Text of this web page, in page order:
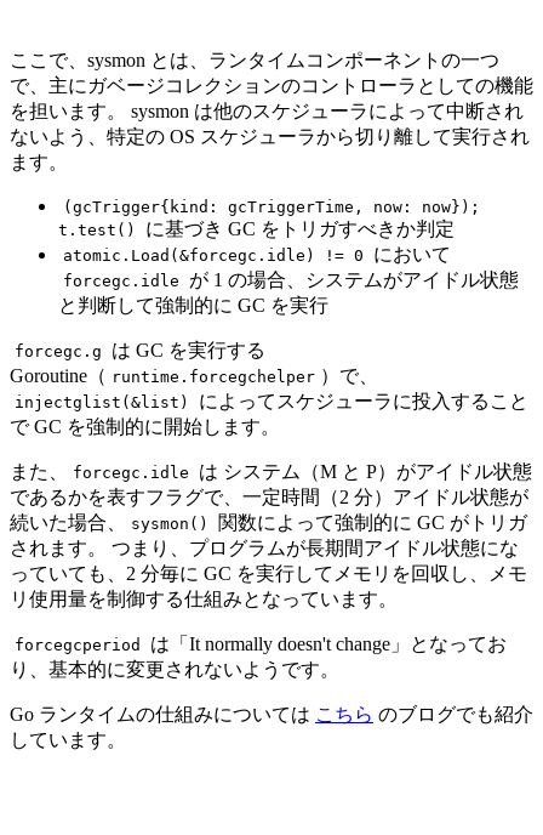
ここで、sysmon とは、ランタイムコンポーネントの一つ
で、主にガベージコレクションのコントローラとしての機能
を担います。 sysmon は他のスケジューラによって中断され
ないよう、特定の OS スケジューラから切り離して実行され
ます。
(gcTrigger{kind: gcTriggerTime, now: now});
t.test()
に基づき GC をトリガすべきか判定
atomic.Load(&forcegc.idle) != 0 において
forcegc.idle
が 1 の場合、システムがアイドル状態
と判断して強制的に GC を実行
forcegc.g
は GC を実行する
Goroutine（ runtime.forcegchelper ）で、
injectglist(&list)
によってスケジューラに投入すること
で GC を強制的に開始します。
また、 forcegc.idle
は システム（M と P）がアイドル状態
であるかを表すフラグで、一定時間（2 分）アイドル状態が
続いた場合、
sysmon()
関数によって強制的に GC がトリガ
されます。 つまり、プログラムが長期間アイドル状態にな
っていても、2 分毎に GC を実行してメモリを回収し、メモ
リ使用量を制御する仕組みとなっています。
forcegcperiod
は「It normally doesn't change」となってお
り、基本的に変更されないようです。
Go ランタイムの仕組みについては こちら のブログでも紹介
しています。